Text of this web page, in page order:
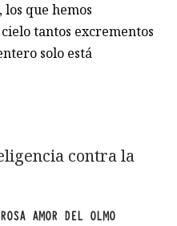
que hemos
tantos excrementos
solo está
contra la
ROSA AMOR DEL OLMO